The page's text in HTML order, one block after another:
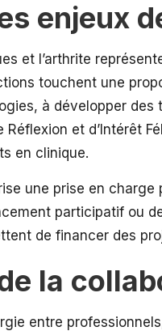
enjeux
et l’arthrite
touchent une
à développer
Réflexion et d’Intérêt
en clinique.
une prise en
participatif ou
de financer des
la
entre